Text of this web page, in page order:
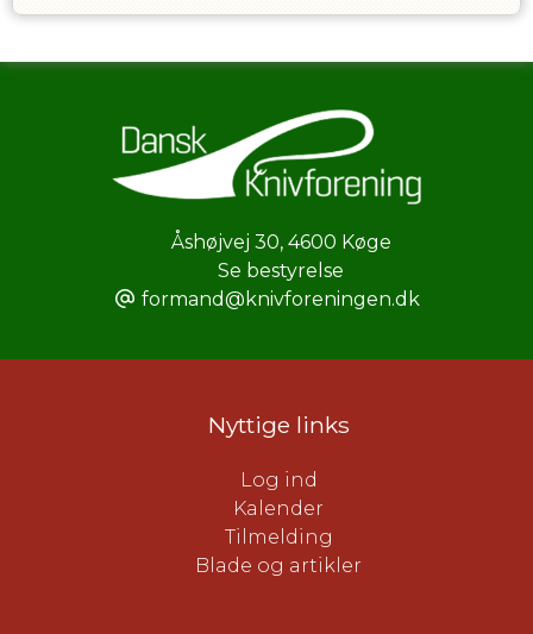
Åshøjvej 30, 4600 Køge
Se bestyrelse
formand@knivforeningen.dk
Nyttige links
Log ind
Kalender
Tilmelding
Blade og artikler